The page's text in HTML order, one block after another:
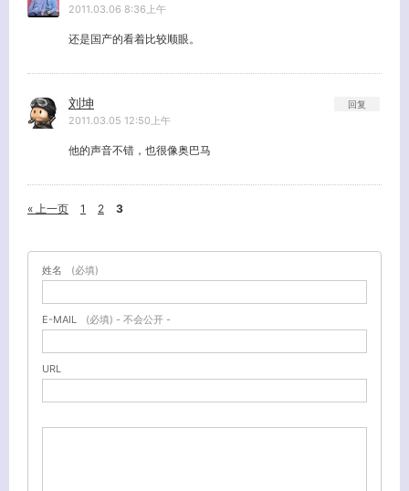
2011.03.06 8:36上午
还是国产的看着比较顺眼。
刘坤
2011.03.05 12:50上午
他的声音不错，也很像奥巴马
回复
« 上一页 1 2 3
姓名 (必填)
E-MAIL (必填) - 不会公开 -
URL